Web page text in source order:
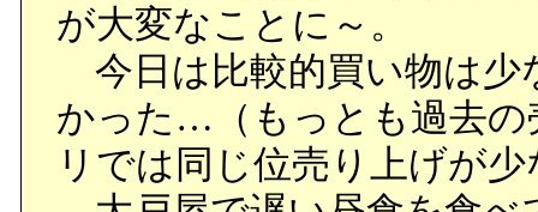
が大変なことに～。
今日は比較的買い物は少
かった…（もっとも過去の
リでは同じ位売り上げが